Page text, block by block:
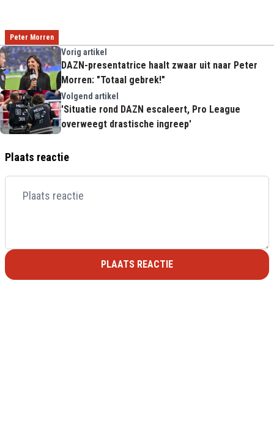
Peter Morren
Vorig artikel
DAZN-presentatrice haalt zwaar uit naar Peter
Morren: "Totaal gebrek!"
Volgend artikel
'Situatie rond DAZN escaleert, Pro League
overweegt drastische ingreep'
Plaats reactie
PLAATS REACTIE